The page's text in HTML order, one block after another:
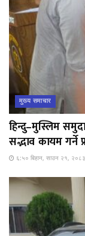
मुख्य समाचार
हिन्दु–मुस्लिम
सद्भाव कायम गर्ने
६:५० बिहान, साउन २१, २०८३